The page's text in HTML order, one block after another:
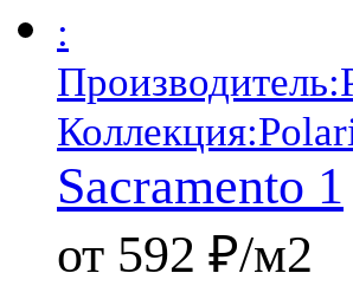
:
Производитель:
Коллекция:
Sacramento 1
от 592 ₽/м2